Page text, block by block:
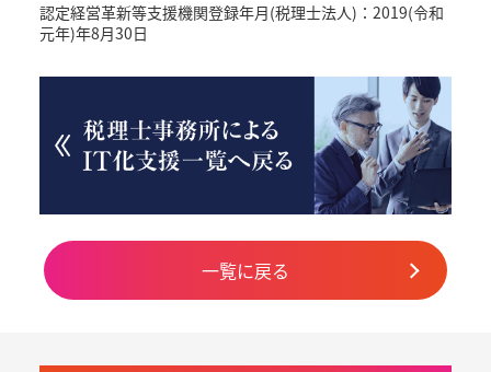
認定経営革新等支援機関登録年月(税理士法人)：2019(令和
元年)年8月30日
一覧に戻る